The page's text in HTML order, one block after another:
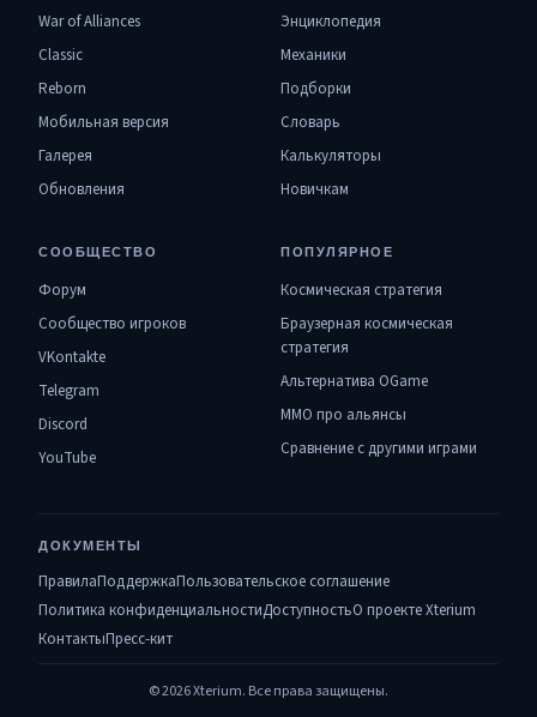
War of Alliances
Classic
Reborn
Мобильная версия
Галерея
Обновления
Энциклопедия
Механики
Подборки
Словарь
Калькуляторы
Новичкам
СООБЩЕСТВО
Форум
Сообщество игроков
VKontakte
Telegram
Discord
YouTube
ПОПУЛЯРНОЕ
Космическая стратегия
Браузерная космическая
стратегия
Альтернатива OGame
MMO про альянсы
Сравнение с другими играми
ДОКУМЕНТЫ
ПравилаПоддержкаПользовательское соглашение
Политика конфиденциальностиДоступностьО проекте Xterium
КонтактыПресс-кит
© 2026 Xterium. Все права защищены.